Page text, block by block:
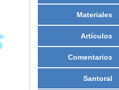
Materiales
Artículos
Comentarios
Santoral